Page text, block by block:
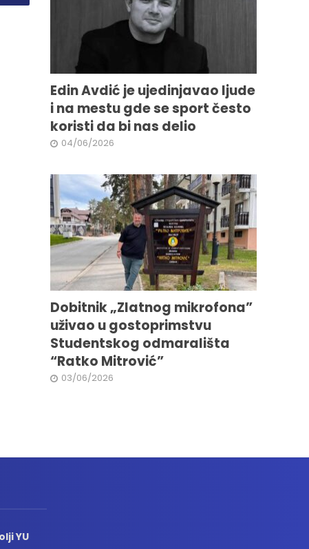
Edin Avdić je ujedinjavao ljude
i na mestu gde se sport često
koristi da bi nas delio
04/06/2026
Dobitnik „Zlatnog mikrofona”
uživao u gostoprimstvu
Studentskog odmarališta
“Ratko Mitrović”
03/06/2026
YU